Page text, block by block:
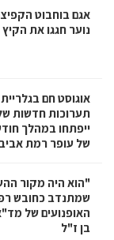
אגם בוחבוט
נוער חגגו את הקיץ ואת
אוגוסט חם
תערוכות חדשות
ייפתחו במהלך
של עופר רמת אביב
"הוא היה מקור
שמתנדב כחובש
האופנועים של
בן ז"ל